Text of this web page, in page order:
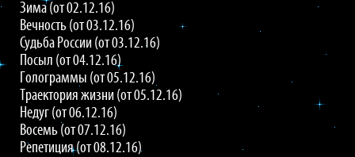
Зима (от 02.12.16)
Вечность (от 03.12.16)
Судьба России (от 03.12.16)
Посыл (от 04.12.16)
Голограммы (от 05.12.16)
Траектория жизни (от 05.12.16)
Недуг (от 06.12.16)
Восемь (от 07.12.16)
Репетиция (от 08.12.16)